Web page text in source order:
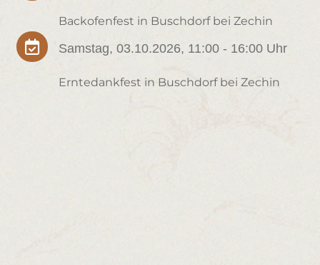
Backofenfest in Buschdorf bei Zechin
 Samstag, 03.10.2026, 11:00 - 16:00 Uhr
Erntedankfest in Buschdorf bei Zechin